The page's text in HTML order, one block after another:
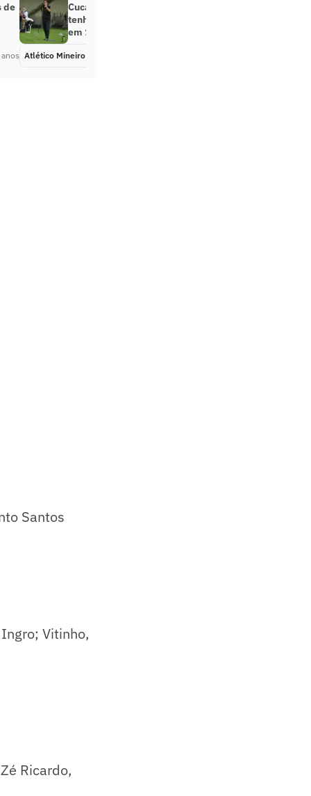
de
Cuca se pronuncia e nega que
tenha cometido violência sexual
em 1987
Atlético Mineiro
Santos
Vitinho,
Ricardo,